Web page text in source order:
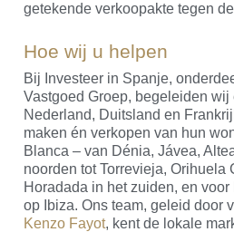
getekende verkoopakte tegen
Hoe wij u helpen
Bij Investeer in Spanje,
Vastgoed Groep, begeleiden
Nederland, Duitsland en
maken én verkopen van hun
Blanca – van Dénia, Jávea,
noorden tot Torrevieja, Orihuela
Horadada in het zuiden, en
op Ibiza. Ons team, geleid door
Kenzo Fayot, kent de lokale